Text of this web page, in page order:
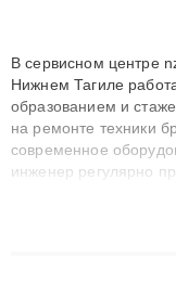
В сервисном центре
Нижнем Тагиле
образованием и
на ремонте техники
современное
инженер регулярно
восстанавливать